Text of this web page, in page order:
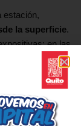
estación,
la superficie.
en las
cilíndrico.
tendrá una
altura de 4m. En